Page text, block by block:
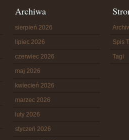
Archiwa
sierpień 2026
lipiec 2026
czerwiec 2026
maj 2026
kwiecień 2026
marzec 2026
luty 2026
styczeń 2026
Spis
Tagi